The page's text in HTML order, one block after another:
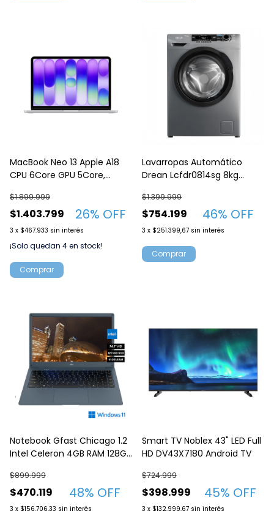
MacBook Neo 13 Apple A18
CPU 6Core GPU 5Core,
MHFA4LL-A
$1.403.799
$1.899.999
26% OFF
3 x $467.933 sin interés
¡Solo quedan 4en stock!
Comprar
Lavarropas Automático
Drean Lcfdr0814sg 8kg
$754.199
$1.399.999
46% OFF
3 x $251.399,67 sin interés
Comprar
Notebook Gfast Chicago 1.2
Intel Celeron 4GB RAM 128GB
$470.119
$899.999
48% OFF
3 x $156.706,33 sin interés
Smart TV Noblex 43" LED Full
HD DV43X7180 Android TV
$398.999
$724.999
45% OFF
3 x $132.999,67 sin interés